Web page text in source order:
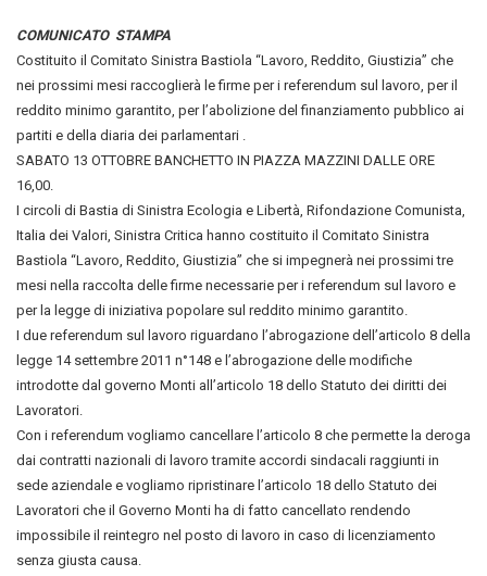
COMUNICATO STAMPA
Costituito il Comitato Sinistra Bastiola “Lavoro, Reddito, Giustizia” che
nei prossimi mesi raccoglierà le firme per i referendum sul lavoro, per il
reddito minimo garantito, per l’abolizione del finanziamento pubblico ai
partiti e della diaria dei parlamentari .
SABATO 13 OTTOBRE BANCHETTO IN PIAZZA MAZZINI DALLE ORE
16,00.
I circoli di Bastia di Sinistra Ecologia e Libertà, Rifondazione Comunista,
Italia dei Valori, Sinistra Critica hanno costituito il Comitato Sinistra
Bastiola “Lavoro, Reddito, Giustizia” che si impegnerà nei prossimi tre
mesi nella raccolta delle firme necessarie per i referendum sul lavoro e
per la legge di iniziativa popolare sul reddito minimo garantito.
I due referendum sul lavoro riguardano l’abrogazione dell’articolo 8 della
legge 14 settembre 2011 n°148 e l’abrogazione delle modifiche
introdotte dal governo Monti all’articolo 18 dello Statuto dei diritti dei
Lavoratori.
Con i referendum vogliamo cancellare l’articolo 8 che permette la deroga
dai contratti nazionali di lavoro tramite accordi sindacali raggiunti in
sede aziendale e vogliamo ripristinare l’articolo 18 dello Statuto dei
Lavoratori che il Governo Monti ha di fatto cancellato rendendo
impossibile il reintegro nel posto di lavoro in caso di licenziamento
senza giusta causa.